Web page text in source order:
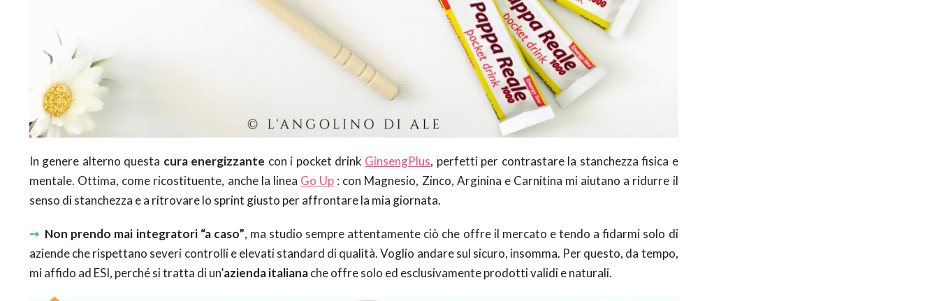
In genere alterno questa cura energizzante con i pocket drink GinsengPlus, perfetti per contrastare la stanchezza fisica e
mentale. Ottima, come ricostituente, anche la linea Go Up : con Magnesio, Zinco, Arginina e Carnitina mi aiutano a ridurre il
senso di stanchezza e a ritrovare lo sprint giusto per affrontare la mia giornata.
➙ Non prendo mai integratori “a caso”, ma studio sempre attentamente ciò che offre il mercato e tendo a fidarmi solo di
aziende che rispettano severi controlli e elevati standard di qualità. Voglio andare sul sicuro, insomma. Per questo, da tempo,
mi affido ad ESI, perché si tratta di un’azienda italianache offre solo ed esclusivamente prodotti validi e naturali.